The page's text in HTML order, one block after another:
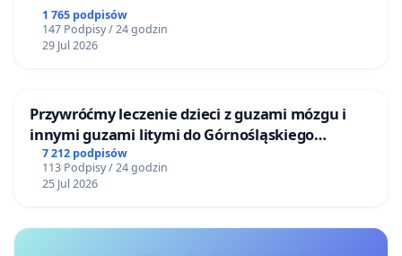
1 765 podpisów
147 Podpisy / 24 godzin
29 Jul 2026
Przywróćmy leczenie dzieci z guzami mózgu i
innymi guzami litymi do Górnośląskiego
Centrum Zdrowia Dziecka w Katowicach
7 212 podpisów
113 Podpisy / 24 godzin
25 Jul 2026